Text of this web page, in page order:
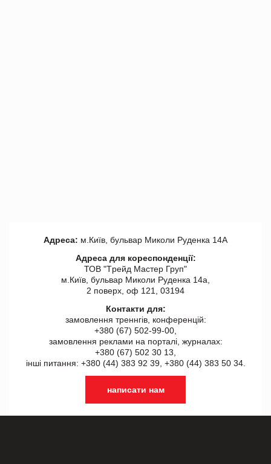
Адреса: м.Київ, бульвар Миколи Руденка 14А
Адреса для кореспонденції:
ТОВ "Tрейд Мастер Груп"
м.Київ, бульвар Миколи Руденка 14а,
2 поверх, оф 121, 03194
Контакти для:
замовлення треннгів, конференцій:
+380 (67) 502-99-00,
замовлення реклами на порталі, журналах:
+380 (67) 502 30 13,
інші питання: +380 (44) 383 92 39, +380 (44) 383 50 34.
написати нам